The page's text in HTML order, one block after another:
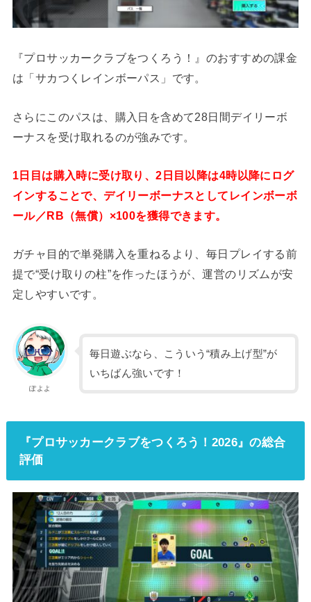
『プロサッカークラブをつくろう！』のおすすめの課金
は「サカつくレインボーパス」です。
さらにこのパスは、購入日を含めて28日間デイリーボ
ーナスを受け取れるのが強みです。
1日目は購入時に受け取り、2日目以降は4時以降にログ
インすることで、デイリーボーナスとして レインボーボ
ール／RB（無償）×100を獲得できます。
ガチャ目的で単発購入を重ねるより、毎日プレイする前
提で“受け取りの柱”を作ったほうが、運営のリズムが安
定しやすいです。
ぽよよ
毎日遊ぶなら、こういう“積み上げ型”が
いちばん強いです！
『プロサッカークラブをつくろう！2026』の総合
評価